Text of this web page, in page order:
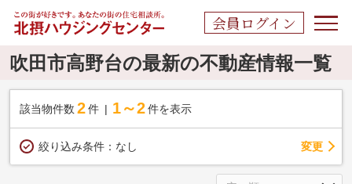
会員ログイン
吹田市高野台の最新の不動産情報一覧
該当物件数 2件 1～2 件を表示
絞り込み条件： なし 変更